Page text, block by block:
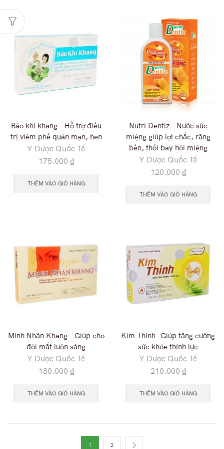
Bảo khí khang – Hỗ trợ điều
trị viêm phế quản mạn, hen
Y Dược Quốc Tế
175.000 ₫
THÊM VÀO GIỎ HÀNG
Nutri Dentiz – Nước súc
miệng giúp lợi chắc, răng
bền, thổi bay hôi miệng
Y Dược Quốc Tế
120.000 ₫
THÊM VÀO GIỎ HÀNG
Minh Nhãn Khang – Giúp cho
đôi mắt luôn sáng
Y Dược Quốc Tế
180.000 ₫
THÊM VÀO GIỎ HÀNG
Kim Thính- Giúp tăng cường
sức khỏe thính lực
Y Dược Quốc Tế
210.000 ₫
THÊM VÀO GIỎ HÀNG
1 2